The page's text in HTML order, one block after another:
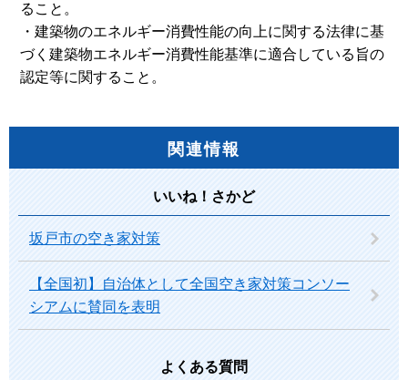
ること。
・建築物のエネルギー消費性能の向上に関する法律に基
づく建築物エネルギー消費性能基準に適合している旨の
認定等に関すること。
関連情報
いいね！さかど
坂戸市の空き家対策
【全国初】自治体として全国空き家対策コンソー
シアムに賛同を表明
よくある質問